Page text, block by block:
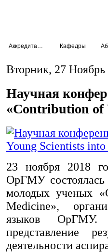
Кафедры
Вторник, 27 Ноябрь
Научная
«Contribution of
23 ноября 2018
ОрГМУ состоялась
молодых ученых
Medicine»,
языков ОрГМУ.
представление
деятельности